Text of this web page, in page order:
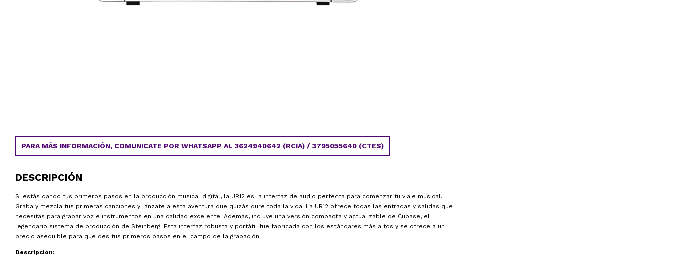
PARA MÁS INFORMACIÓN, COMUNICATE POR WHATSAPP AL 3624940642 (RCIA) / 3795055640 (CTES)
DESCRIPCIÓN
Si estás dando tus primeros pasos en la producción musical digital, la UR12 es la interfaz de audio perfecta para comenzar tu viaje musical.
Graba y mezcla tus primeras canciones y lánzate a esta aventura que quizás dure toda la vida. La UR12 ofrece todas las entradas y salidas que
necesitas para grabar voz e instrumentos en una calidad excelente. Además, incluye una versión compacta y actualizable de Cubase, el
legendario sistema de producción de Steinberg. Esta interfaz robusta y portátil fue fabricada con los estándares más altos y se ofrece a un
precio asequible para que des tus primeros pasos en el campo de la grabación.
Descripcion: